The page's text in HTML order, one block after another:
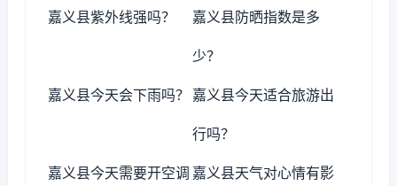
嘉义县紫外线强吗？ 嘉义县防晒指数是多
少？
嘉义县今天会下雨吗？ 嘉义县今天适合旅游出
行吗？
嘉义县今天需要开空调 嘉义县天气对心情有影